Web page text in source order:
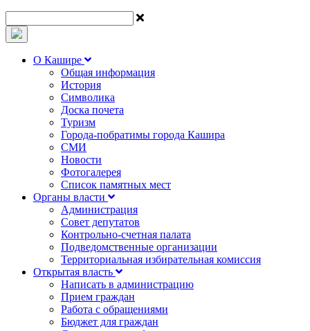
О Кашире
Общая информация
История
Символика
Доска почета
Туризм
Города-побратимы города Кашира
СМИ
Новости
Фотогалерея
Список памятных мест
Органы власти
Администрация
Совет депутатов
Контрольно-счетная палата
Подведомственные организации
Территориальная избирательная комиссия
Открытая власть
Написать в администрацию
Прием граждан
Работа с обращениями
Бюджет для граждан